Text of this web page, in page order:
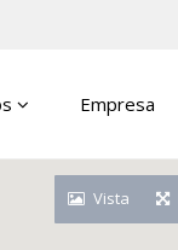
Empresa
Vista